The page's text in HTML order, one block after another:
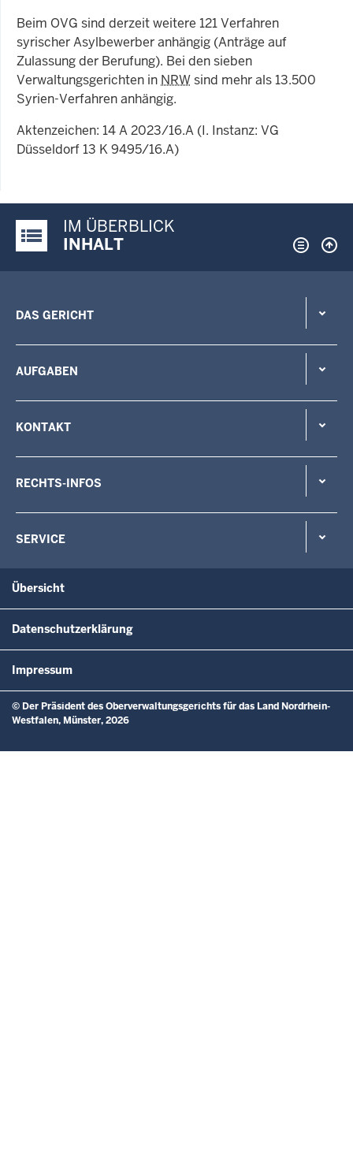
Beim OVG sind derzeit weitere 121 Verfahren
syrischer Asylbewerber anhängig (Anträge auf
Zulassung der Berufung). Bei den sieben
Verwaltungsgerichten in NRWsind mehr als 13.500
Syrien-Verfahren anhängig.
Aktenzeichen: 14 A 2023/16.A (I. Instanz: VG
Düsseldorf 13 K 9495/16.A)
Justiz-Portal im Überblick:
IM ÜBERBLICK
INHALT
DAS GERICHT
AUFGABEN
KONTAKT
RECHTS-INFOS
SERVICE
Übersicht
Datenschutzerklärung
Impressum
© Der Präsident des Oberverwaltungsgerichts für das Land Nordrhein-
Westfalen, Münster, 2026